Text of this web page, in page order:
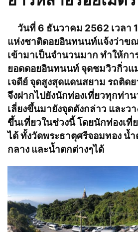
วันที่ 6 ธันวาคม 2562 เวลา
แห่งชาติดอยอินทนนท์แจ้งว่าข
เข้ามาเป็นจำนวนมาก ทำให้ก
ยอดดอยอินทนนท์ จุดชมวิวกิ่วแ
เจดีย์ จุดสูงสุดแดนสยาม รถติด
จึงฝากไปยังนักท่องเที่ยวทุกท่า
เลี่ยงขึ้นมายังจุดดังกล่าว และวา
ขึ้นเที่ยวในช่วงนี้ โดยนักท่องเที่
ได้ ทั้งวัดพระธาตุศรีจอมทอง น้
กลาง และน้ำตกต่างๆได้